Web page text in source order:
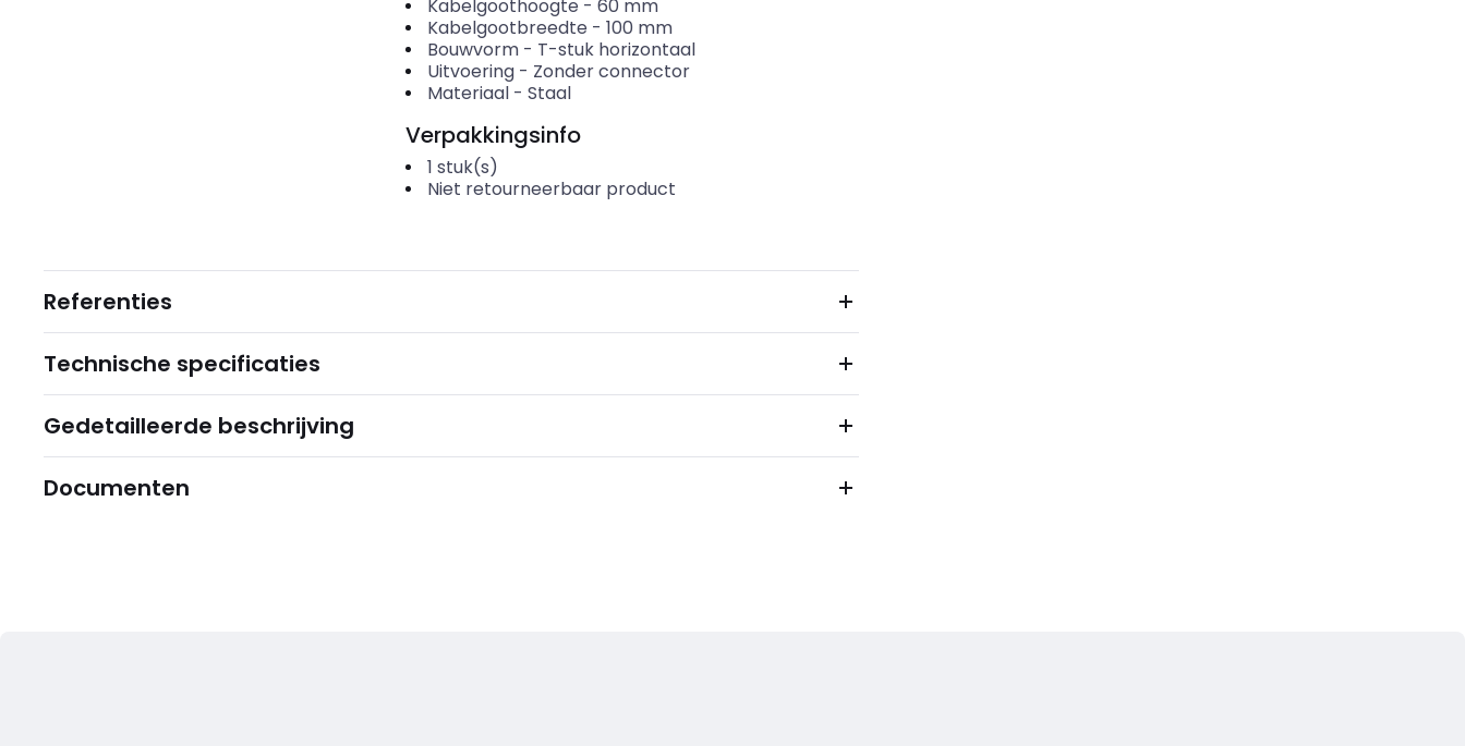
Kabelgoothoogte - 60 mm
Kabelgootbreedte - 100 mm
Bouwvorm- T-stuk horizontaal
Uitvoering- Zonder connector
Materiaal- Staal
Verpakkingsinfo
1 stuk(s)
Niet retourneerbaar product
Referenties
Technische specificaties
Gedetailleerde beschrijving
Documenten